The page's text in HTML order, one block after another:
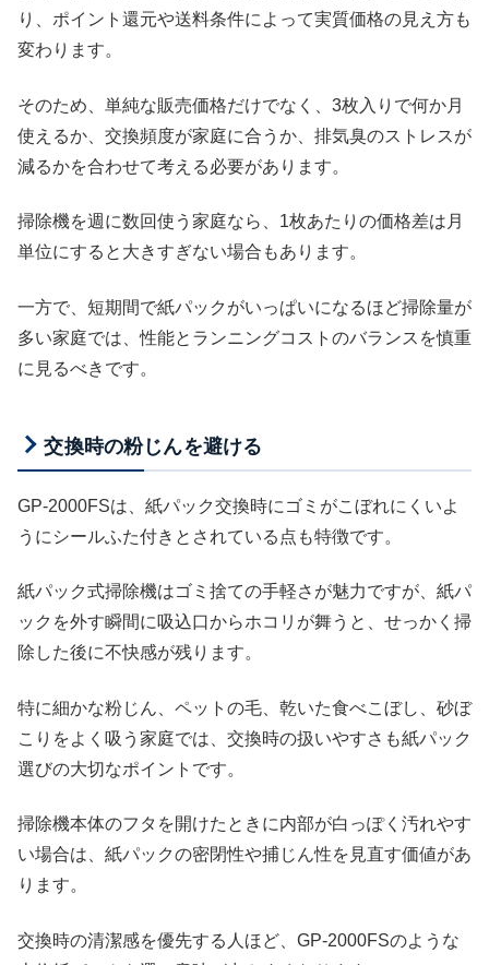
り、ポイント還元や送料条件によって実質価格の見え方も
変わります。
そのため、単純な販売価格だけでなく、3枚入りで何か月
使えるか、交換頻度が家庭に合うか、排気臭のストレスが
減るかを合わせて考える必要があります。
掃除機を週に数回使う家庭なら、1枚あたりの価格差は月
単位にすると大きすぎない場合もあります。
一方で、短期間で紙パックがいっぱいになるほど掃除量が
多い家庭では、性能とランニングコストのバランスを慎重
に見るべきです。
交換時の粉じんを避ける
GP-2000FSは、紙パック交換時にゴミがこぼれにくいよ
うにシールふた付きとされている点も特徴です。
紙パック式掃除機はゴミ捨ての手軽さが魅力ですが、紙パ
ックを外す瞬間に吸込口からホコリが舞うと、せっかく掃
除した後に不快感が残ります。
特に細かな粉じん、ペットの毛、乾いた食べこぼし、砂ぼ
こりをよく吸う家庭では、交換時の扱いやすさも紙パック
選びの大切なポイントです。
掃除機本体のフタを開けたときに内部が白っぽく汚れやす
い場合は、紙パックの密閉性や捕じん性を見直す価値があ
ります。
交換時の清潔感を優先する人ほど、GP-2000FSのような